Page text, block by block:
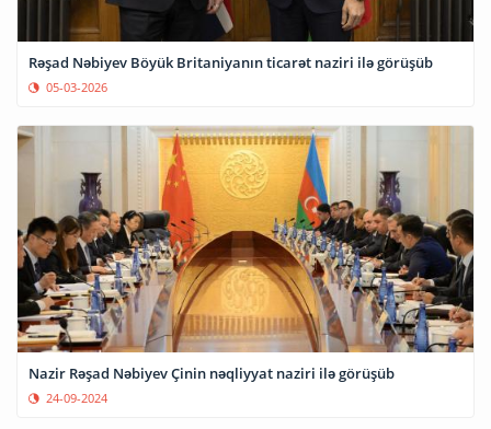
Rəşad Nəbiyev Böyük Britaniyanın ticarət naziri ilə görüşüb
05-03-2026
Nazir Rəşad Nəbiyev Çinin nəqliyyat naziri ilə görüşüb
24-09-2024